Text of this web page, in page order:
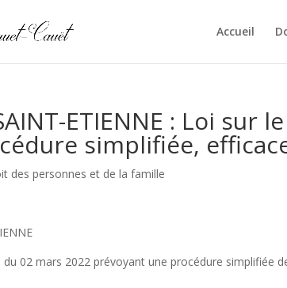
Accueil
ETIENNE : Loi sur
simplifiée,
des personnes et de la famille
du 02 mars 2022 prévoyant une procédure simplifiée